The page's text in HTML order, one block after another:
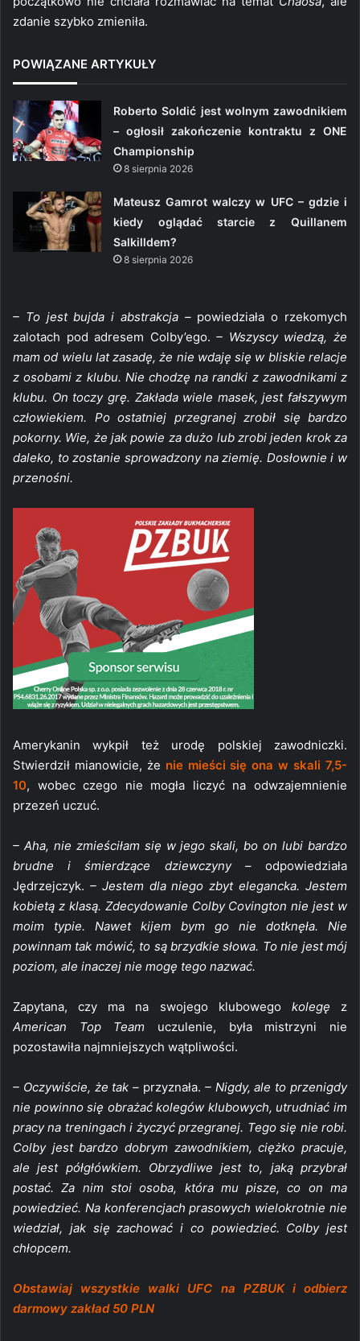
zdanie szybko zmieniła.
POWIĄZANE ARTYKUŁY
Roberto Soldić jest wolnym zawodnikiem
– ogłosił zakończenie kontraktu z ONE
Championship
8 sierpnia 2026
Mateusz Gamrot walczy w UFC – gdzie i
kiedy oglądać starcie z Quillanem
Salkilldem?
8 sierpnia 2026
– To jest bujda i abstrakcja –powiedziała o rzekomych
zalotach pod adresem Colby’ego.– Wszyscy wiedzą, że
mam od wielu lat zasadę, że nie wdaję się w bliskie relacje
z osobami z klubu. Nie chodzę na randki z zawodnikami z
klubu. On toczy grę. Zakłada wiele masek, jest fałszywym
człowiekiem. Po ostatniej przegranej zrobił się bardzo
pokorny. Wie, że jak powie za dużo lub zrobi jeden krok za
daleko, to zostanie sprowadzony na ziemię. Dosłownie i w
przenośni.
Amerykanin wykpił też urodę polskiej zawodniczki.
Stwierdził mianowicie, że nie mieści się ona w skali 7,5-
10, wobec czego nie mogła liczyć na odwzajemnienie
przezeń uczuć.
– Aha, nie zmieściłam się w jego skali, bo on lubi bardzo
brudne i śmierdzące dziewczyny –odpowiedziała
Jędrzejczyk. – Jestem dla niego zbyt elegancka. Jestem
kobietą z klasą. Zdecydowanie Colby Covington nie jest w
moim typie. Nawet kijem bym go nie dotknęła. Nie
powinnam tak mówić, to są brzydkie słowa. To nie jest mój
poziom, ale inaczej nie mogę tego nazwać.
Zapytana, czy ma na swojego klubowego kolegę z
American Top Team uczulenie, była mistrzyni nie
pozostawiła najmniejszych wątpliwości.
– Oczywiście, że tak – przyznała. – Nigdy, ale to przenigdy
nie powinno się obrażać kolegów klubowych, utrudniać im
pracy na treningach i życzyć przegranej. Tego się nie robi.
Colby jest bardzo dobrym zawodnikiem, ciężko pracuje,
ale jest półgłówkiem. Obrzydliwe jest to, jaką przybrał
postać. Za nim stoi osoba, która mu pisze, co on ma
powiedzieć. Na konferencjach prasowych wielokrotnie nie
wiedział, jak się zachować i co powiedzieć. Colby jest
chłopcem.
Obstawiaj wszystkie walki UFC na PZBUK i odbierz
darmowy zakład 50 PLN